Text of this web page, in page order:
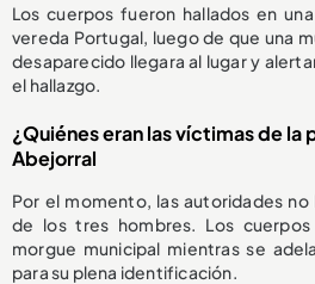
Los cuerpos fueron hallados en
vereda Portugal, luego de que una
desaparecido llegara al lugar y
el hallazgo.
¿Quiénes eran las víctimas de la
Abejorral
Por el momento, las autoridades
de los tres hombres. Los
morgue municipal mientras se
para su plena identificación.